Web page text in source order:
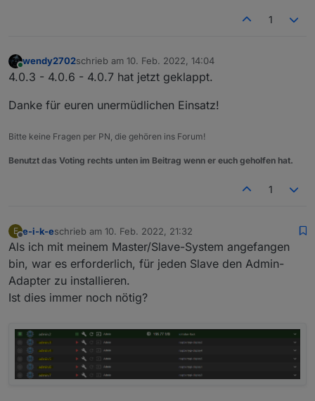
1
Online
wendy2702schrieb am 10. Feb. 2022, 14:04
zuletzt editiert von
4.0.3 - 4.0.6 - 4.0.7 hat jetzt geklappt.
Danke für euren unermüdlichen Einsatz!
Bitte keine Fragen per PN, die gehören ins Forum!
Benutzt das Voting rechts unten im Beitrag wenn er euch geholfen hat.
1
E
Offline
e-i-k-eschrieb am 10. Feb. 2022, 21:32
zuletzt editiert von
Als ich mit meinem Master/Slave-System angefangen
bin, war es erforderlich, für jeden Slave den Admin-
Adapter zu installieren.
Ist dies immer noch nötig?